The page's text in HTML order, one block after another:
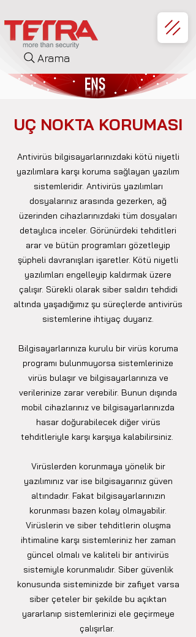
Arama
UÇ NOKTA KORUMASI
Antivirüs bilgisayarlarınızdaki kötü niyetli
yazılımlara karşı koruma sağlayan yazılım
sistemleridir. Antivirüs yazılımları
dosyalarınız arasında gezerken, ağ
üzerinden cihazlarınızdaki tüm dosyaları
detaylıca inceler. Görünürdeki tehditleri
arar ve bütün programları gözetleyip
şüpheli davranışları işaretler. Kötü niyetli
yazılımları engelleyip kaldırmak üzere
çalışır. Sürekli olarak siber saldırı tehdidi
altında yaşadığımız şu süreçlerde antivirüs
sistemlerine ihtiyaç duyarız.
Bilgisayarlarınıza kurulu bir virüs koruma
programı bulunmuyorsa sistemlerinize
virüs bulaşır ve bilgisayarlarınıza ve
verilerinize zarar verebilir. Bunun dışında
mobil cihazlarınız ve bilgisayarlarınızda
hasar doğurabilecek diğer virüs
tehditleriyle karşı karşıya kalabilirsiniz.
Virüslerden korunmaya yönelik bir
yazılımınız var ise bilgisayarınız güven
altındadır. Fakat bilgisayarlarınızın
korunması bazen kolay olmayabilir.
Virüslerin ve siber tehditlerin oluşma
ihtimaline karşı sistemleriniz her zaman
güncel olmalı ve kaliteli bir antivirüs
sistemiyle korunmalıdır. Siber güvenlik
konusunda sisteminizde bir zafiyet varsa
siber çeteler bir şekilde bu açıktan
yararlanıp sistemlerinizi ele geçirmeye
çalışırlar.